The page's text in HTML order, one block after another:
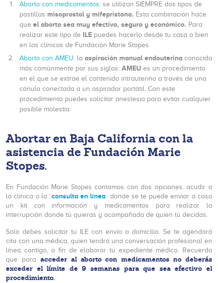
Aborto con medicamentos: se utilizan SIEMPRE dos tipos de
pastillas misoprostol y mifepristona. Esta combinación hace
que el aborto sea muy efectivo, seguro y económico. Para
realizar este tipo de ILE puedes hacerlo desde tu casa o bien
en las clínicas de Fundación Marie Stopes.
Aborto con AMEU: la aspiración manual endouterina conocida
más comúnmente por sus siglas: AMEU es un procedimiento
en el que se extrae el contenido intrauterino a través de una
cánula conectada a un aspirador portátil. Con este
procedimiento puedes solicitar anestesia para evitar cualquier
posible molestia.
Abortar en Baja California con la
asistencia de Fundación Marie
Stopes.
En Fundación Marie Stopes contamos con dos opciones: acudir a
la clínica o la
consulta en línea donde se te puede enviar a casa
un kit con información y medicamentos para realizar la
interrupción donde tú quieras y acompañada de quien tú decidas.
Solo debes solicitar tu ILE con envío a domicilio. Se te agendará
cita con una médica, quien tendrá una conversación profesional en
línea contigo, a fin de elaborar tu expediente médico. Recuerda
que para acceder al aborto con medicamentos no deberás
exceder el límite de 9 semanas para que sea efectivo el
procedimiento.